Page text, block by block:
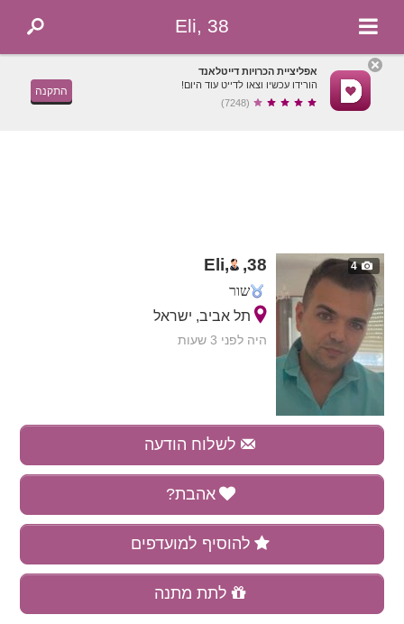
Eli, 38
אפליציית הכרויות דייטלאנד
הורידו עכשיו וצאו לדייט עוד היום!
(7248)
התקנה
4
Eli, ,38
שור
תל אביב, ישראל
היה לפני 3 שעות
לשלוח הודעה
אהבת?
להוסיף למועדפים
לתת מתנה